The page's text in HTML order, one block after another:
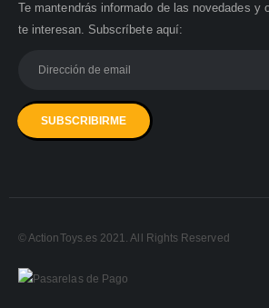
Te mantendrás informado de las novedades y
te interesan. Subscríbete aquí:
© ActionToys.es 2021. All Rights Reserved